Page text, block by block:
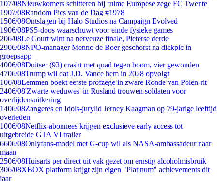
107/08Nieuwkomers schitteren bij ruime Europese zege FC Twente
1907/08Random Pics van de Dag #1978
1506/08Ontslagen bij Halo Studios na Campaign Evolved
1906/08PS5-doos waarschuwt voor einde fysieke games
206/08Le Court wint na nerveuze finale, Pieterse derde
2906/08NPO-manager Menno de Boer geschorst na dickpic in
groepsapp
4006/08Duitser (93) crasht met quad tegen boom, vier gewonden
4706/08Trump wil dat J.D. Vance hem in 2028 opvolgt
106/08Lemmen boekt eerste profzege in zware Ronde van Polen-rit
2406/08'Zwarte weduwes' in Rusland trouwen soldaten voor
overlijdensuitkering
1406/08Zangeres en Idols-jurylid Jerney Kaagman op 79-jarige leeftijd
overleden
1006/08Netflix-abonnees krijgen exclusieve early access tot
uitgebreide GTA VI trailer
6606/08Onlyfans-model met G-cup wil als NASA-ambassadeur naar
maan
2506/08Huisarts per direct uit vak gezet om ernstig alcoholmisbruik
306/08XBOX platform krijgt zijn eigen "Platinum" achievements dit
jaar